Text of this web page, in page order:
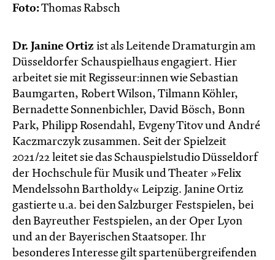
Foto:Thomas Rabsch
Dr. Janine Ortiz ist als Leitende Dramaturgin am
Düsseldorfer Schauspielhaus engagiert. Hier
arbeitet sie mit Regisseur:innen wie Sebastian
Baumgarten, Robert Wilson, Tilmann Köhler,
Bernadette Sonnenbichler, David Bösch, Bonn
Park, Philipp Rosendahl, Evgeny Titov und André
Kaczmarczyk zusammen. Seit der Spielzeit
2021/22 leitet sie das Schauspielstudio Düsseldorf
der Hochschule für Musik und Theater »Felix
Mendelssohn Bartholdy« Leipzig. Janine Ortiz
gastierte u.a. bei den Salzburger Festspielen, bei
den Bayreuther Festspielen, an der Oper Lyon
und an der Bayerischen Staatsoper. Ihr
besonderes Interesse gilt spartenübergreifenden